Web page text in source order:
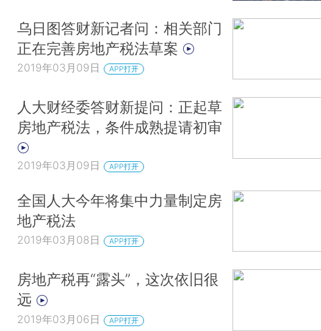
乌日图答财新记者问：相关部门
正在完善房地产税法草案
2019年03月09日 APP打开
人大财经委答财新提问：正起草
房地产税法，条件成熟提请初审
2019年03月09日 APP打开
全国人大今年将集中力量制定房
地产税法
2019年03月08日 APP打开
房地产税再“露头”，这次依旧很
远
2019年03月06日 APP打开